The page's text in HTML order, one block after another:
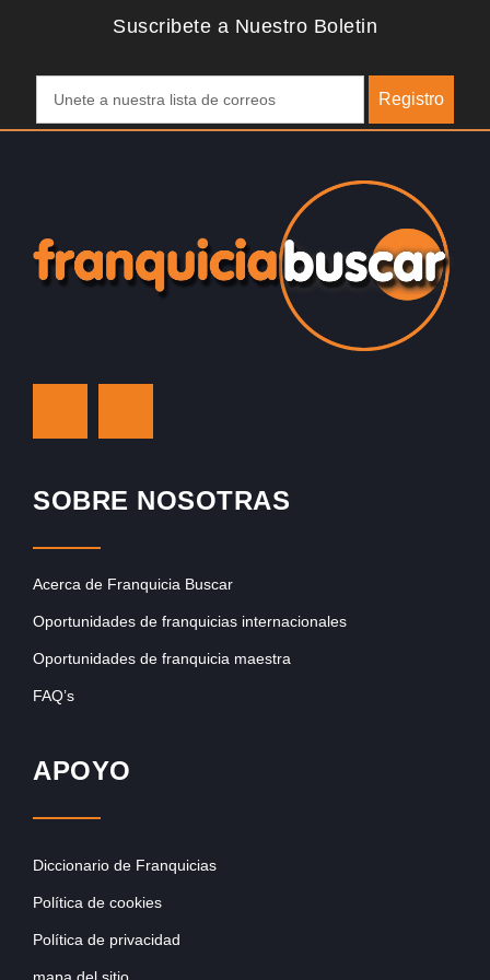
Suscribete a Nuestro Boletin
Registro
SOBRE NOSOTRAS
Acerca de Franquicia Buscar
Oportunidades de franquicias internacionales
Oportunidades de franquicia maestra
FAQ’s
APOYO
Diccionario de Franquicias
Política de cookies
Política de privacidad